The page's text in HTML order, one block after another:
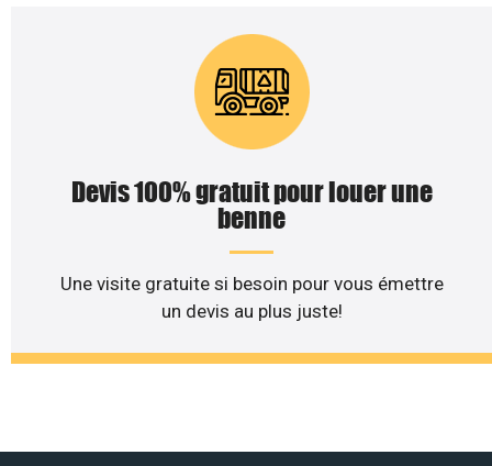
Devis 100% gratuit pour louer une
benne
Une visite gratuite si besoin pour vous émettre
un devis au plus juste!